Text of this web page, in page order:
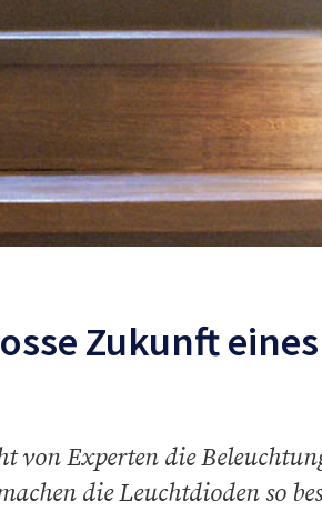
Zukunft
von Experten die
die Leuchtdioden so